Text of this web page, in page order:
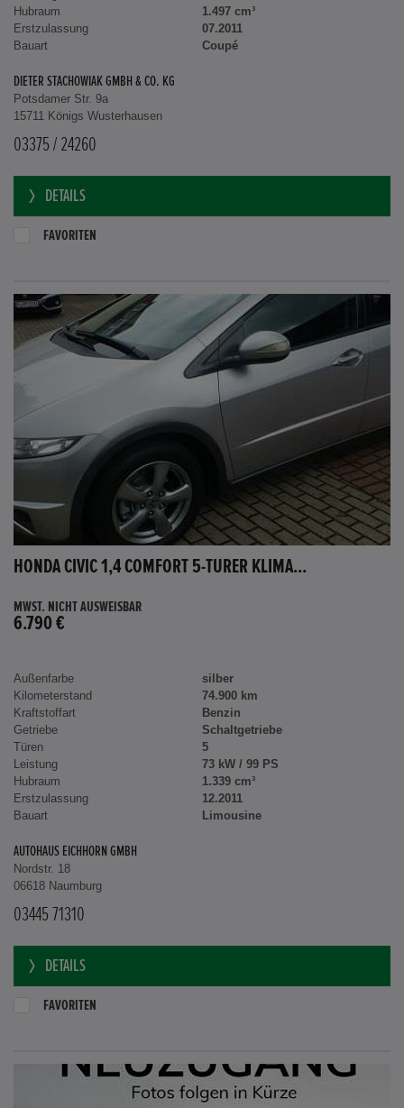
Hubraum
1.497 cm³
Erstzulassung
07.2011
Bauart
Coupé
DIETER STACHOWIAK GMBH & CO. KG
Potsdamer Str. 9a
15711 Königs Wusterhausen
03375 / 24260
DETAILS
FAVORITEN
HONDA CIVIC 1,4 COMFORT 5-TÜRER KLIMA...
MWST. NICHT AUSWEISBAR
6.790 €
Außenfarbe
silber
Kilometerstand
74.900 km
Kraftstoffart
Benzin
Getriebe
Schaltgetriebe
Türen
5
Leistung
73 kW / 99 PS
Hubraum
1.339 cm³
Erstzulassung
12.2011
Bauart
Limousine
AUTOHAUS EICHHORN GMBH
Nordstr. 18
06618 Naumburg
03445 71310
DETAILS
FAVORITEN